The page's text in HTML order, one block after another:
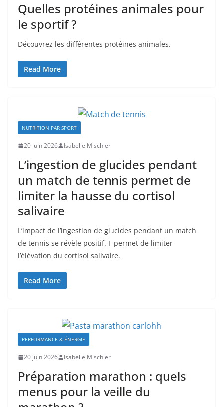
Quelles protéines animales pour
le sportif ?
Découvrez les différentes protéines animales.
Read More
NUTRITION PAR SPORT
20 juin 2026 Isabelle Mischler
L’ingestion de glucides pendant
un match de tennis permet de
limiter la hausse du cortisol
salivaire
L’impact de l’ingestion de glucides pendant un match
de tennis se révèle positif. Il permet de limiter
l’élévation du cortisol salivaire.
Read More
PERFORMANCE & ÉNERGIE
20 juin 2026 Isabelle Mischler
Préparation marathon : quels
menus pour la veille du